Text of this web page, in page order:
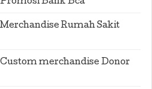
Bank Bca
Rumah Sakit
merchandise Donor